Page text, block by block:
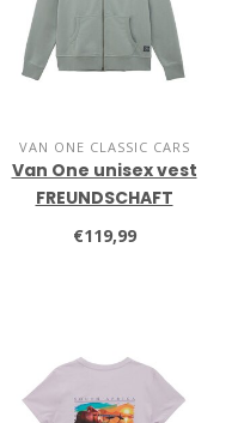
VAN ONE CLASSIC CARS
Van One unisex vest
FREUNDSCHAFT
€119,99